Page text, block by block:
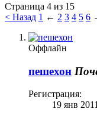
Страница 4 из 15
< Назад 1 ← 2 3 4 5 6
Оффлайн
пешехон
Регистрация:
19 янв 2011